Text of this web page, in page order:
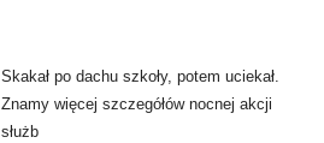
Skakał po dachu szkoły, potem uciekał.
Znamy więcej szczegółów nocnej akcji
służb